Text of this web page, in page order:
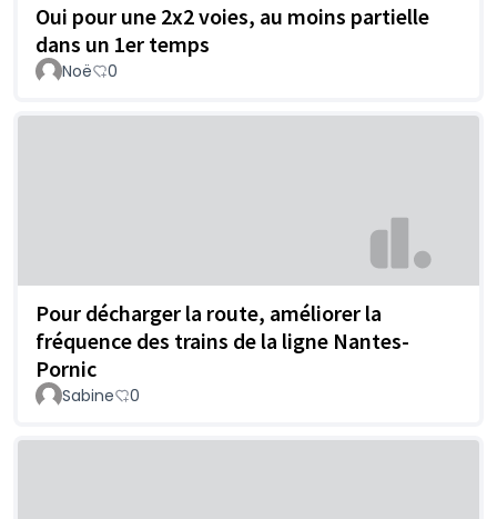
Oui pour une 2x2 voies, au moins partielle
dans un 1er temps
Noë 0
Pour décharger la route, améliorer la
fréquence des trains de la ligne Nantes-
Pornic
Sabine 0